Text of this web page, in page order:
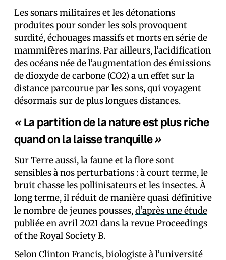
Les sonars militaires et les détonations
produites pour sonder les sols provoquent
surdité, échouages massifs et morts en série de
mammifères marins. Par ailleurs, l’acidification
des océans née de l’augmentation des émissions
de dioxyde de carbone (CO2) a un effet sur la
distance parcourue par les sons, qui voyagent
désormais sur de plus longues distances.
«La partition de la nature est plus riche
quand on la laisse tranquille»
Sur Terre aussi, la faune et la flore sont
sensibles à nos perturbations : à court terme, le
bruit chasse les pollinisateurs et les insectes. À
long terme, il réduit de manière quasi définitive
le nombre de jeunes pousses,d’après une étude
publiée en avril 2021dans la revue Proceedings
of the Royal Society B.
Selon Clinton Francis, biologiste à l’université